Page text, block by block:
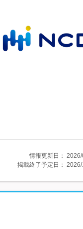
情報更新日：
掲載終了予定日：